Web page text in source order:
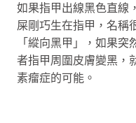
如果指甲出線黑色直線
屎剛巧生在指甲，名稱
「縱向黑甲」，如果
者指甲周圍皮膚變黑，
素瘤症的可能。